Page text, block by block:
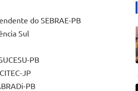
do SEBRAE-PB
Sul
PB
JP
PB